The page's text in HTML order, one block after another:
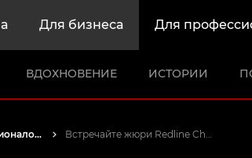
Для бизнеса Для
ВДОХНОВЕНИЕ ИСТОРИИ
Истории от профессионалов: вдохновляющие идеи для печати, а также фото- и видеосъемки Встречайте жюри Redline Challenge